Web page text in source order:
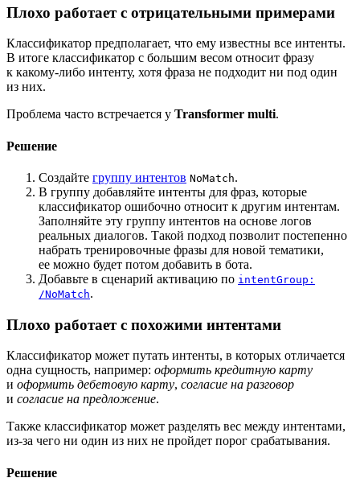
Плохо работает с отрицательными примерами
Классификатор предполагает, что ему известны все интенты.
В итоге классификатор с большим весом относит фразу
к какому-либо интенту, хотя фраза не подходит ни под один
из них.
Проблема часто встречается у Transformer multi.
Решение
Создайте группу интентов NoMatch.
В группу добавляйте интенты для фраз, которые
классификатор ошибочно относит к другим интентам.
Заполняйте эту группу интентов на основе логов
реальных диалогов. Такой подход позволит постепенно
набрать тренировочные фразы для новой тематики,
ее можно будет потом добавить в бота.
Добавьте в сценарий активацию по intentGroup:
/NoMatch.
Плохо работает с похожими интентами
Классификатор может путать интенты, в которых отличается
одна сущность, например: оформить кредитную карту
и оформить дебетовую карту, согласие на разговор
и согласие на предложение.
Также классификатор может разделять вес между интентами,
из-за чего ни один из них не пройдет порог срабатывания.
Решение